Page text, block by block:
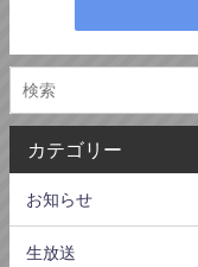
カテゴリー
お知らせ
生放送